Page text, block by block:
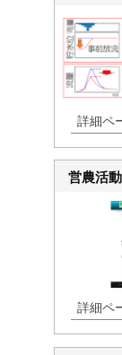
詳細ペ
営農活
詳細ペ